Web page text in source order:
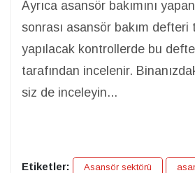
Ayrıca asansör bakımını
sonrası asansör bakım defteri
yapılacak kontrollerde bu
tarafından incelenir.
siz de inceleyin...
Etiketler: Asansör sektörü